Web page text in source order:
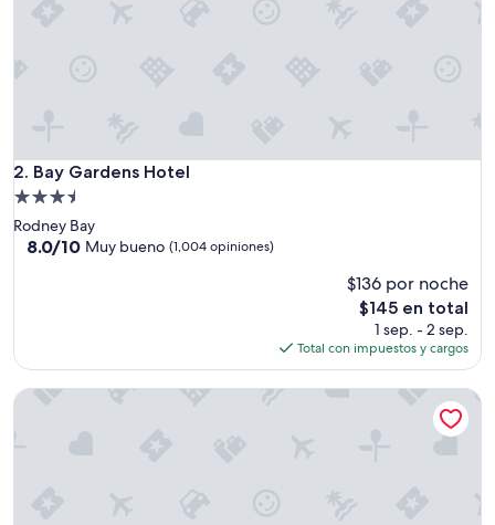
2. Bay Gardens Hotel
Bay Gardens Hotel
Propiedad
de
3.5
Rodney Bay
8.0
8.0/10 Muy bueno (1,004 opiniones)
$136 por noche
El
precio
actual
es
de
$145 en total
1 sep. - 2 sep.
Total con impuestos y cargos
Windjammer Landing Resort and Residences